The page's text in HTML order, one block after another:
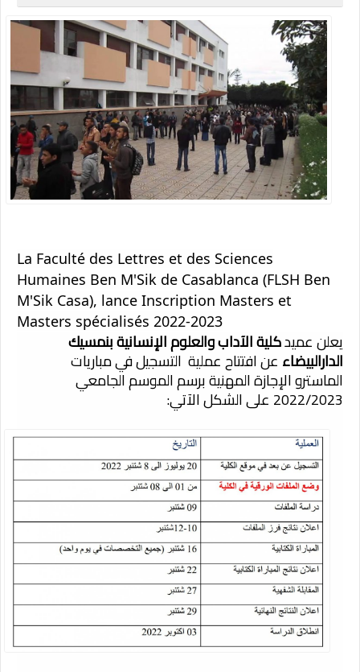
La Faculté des Lettres et des Sciences
Humaines Ben M'Sik de Casablanca (FLSH Ben
M'Sik Casa), lance Inscription Masters et
Masters spécialisés 2022-2023
يعلن عميدكلية الآداب والعلوم الإنسانية بنمسيك
الدارالبيضاء عن افتتاح عملية التسجيل في مباريات
الماسترو الإجازة المهنية برسم الموسم الجامعي
2022/2023 على الشكل الآتي: